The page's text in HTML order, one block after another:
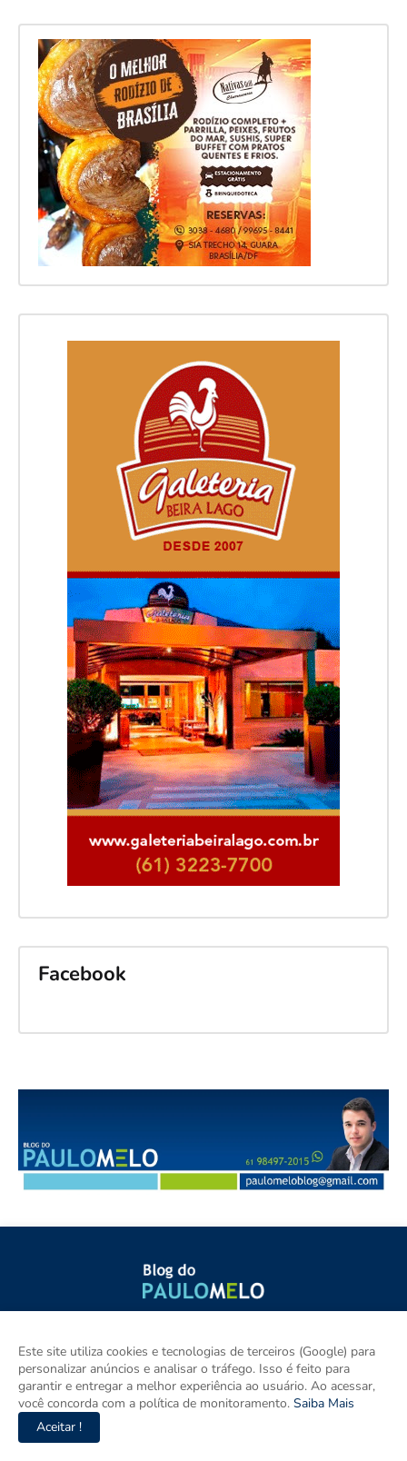
Facebook
contextualizado sobre Brasília, Região Metropolitana, Goiás e
Brasil. Com informação verificada, pluralidade e compromisso
com o interesse público, destaca os principais fatos de política,
cidades e empreendedorismo. DRT 0010556/DF.
Este site utiliza cookies e tecnologias de terceiros (Google) para
personalizar anúncios e analisar o tráfego. Isso é feito para
garantir e entregar a melhor experiência ao usuário. Ao acessar,
você concorda com a política de monitoramento. Saiba Mais
Aceitar !